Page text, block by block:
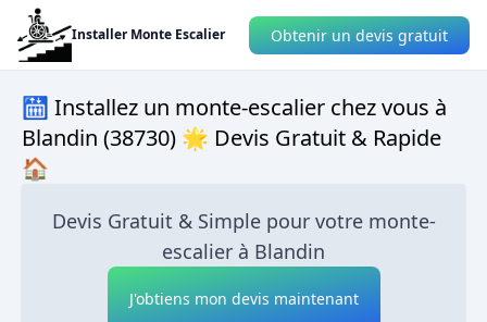
Installer Monte Escalier Obtenir un devis gratuit
🛗 Installez un monte-escalier chez vous à
Blandin (38730) 🌟 Devis Gratuit & Rapide
🏠
Devis Gratuit & Simple pour votre monte-
escalier à Blandin
J'obtiens mon devis maintenant